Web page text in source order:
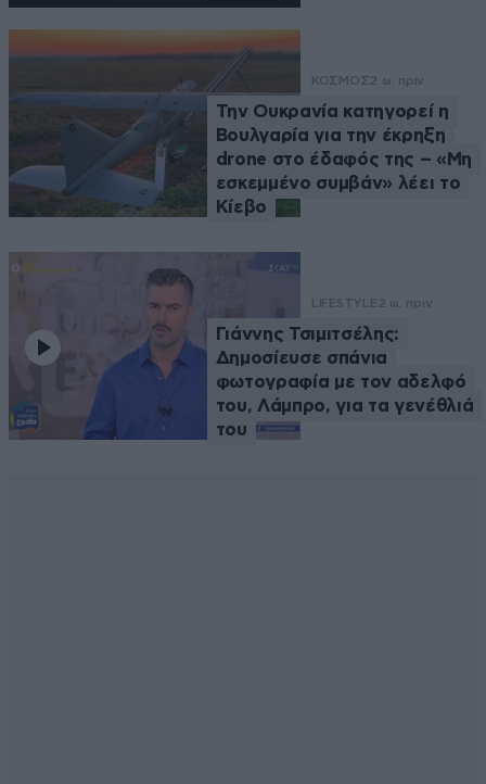
ΚΟΣΜΟΣ2 ω. πριν
Την Ουκρανία κατηγορεί η
Βουλγαρία για την έκρηξη
drone στο έδαφός της – «Μη
εσκεμμένο συμβάν» λέει το
Κίεβο
LIFESTYLE2 ω. πριν
Γιάννης Τσιμιτσέλης:
Δημοσίευσε σπάνια
φωτογραφία με τον αδελφό
του, Λάμπρο, για τα γενέθλιά
του